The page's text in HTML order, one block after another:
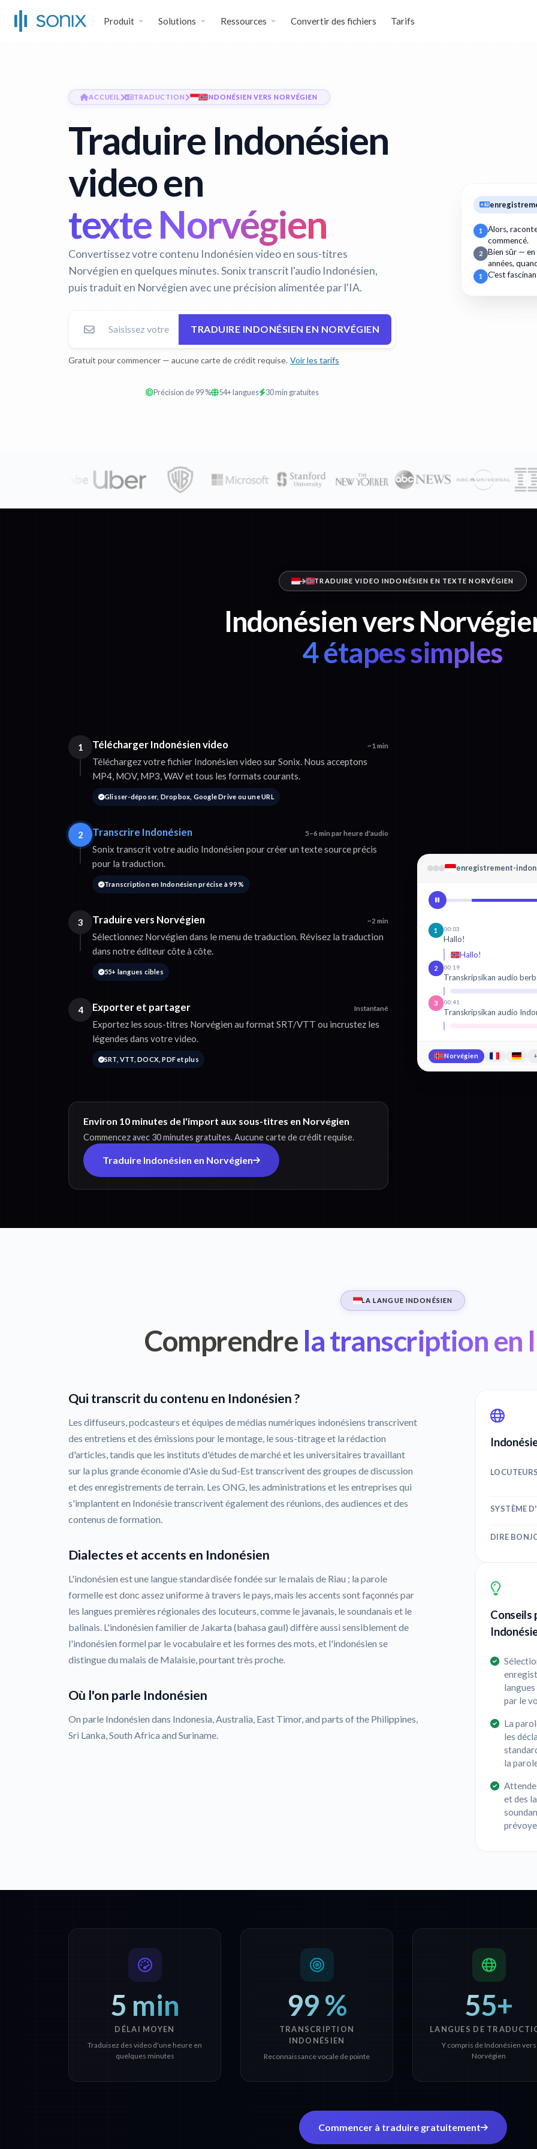
Produit Solutions Ressources Convertir des fichiers Tarifs
ACCUEIL TRADUCTION INDONÉSIEN VERS NORVÉGIEN
Traduire Indonésien
video en
texte Norvégien
Convertissez votre contenu Indonésien video en sous-titres
Norvégien en quelques minutes. Sonix transcrit l'audio Indonésien,
puis traduit en Norvégien avec une précision alimentée par l'IA.
TRADUIRE INDONÉSIEN EN NORVÉGIEN
Gratuit pour commencer — aucune carte de crédit requise. Voir les tarifs
Précision de 99 % 54+ langues 30 min gratuites
1
Alors,
commencé.
2
Bien sûr —
années,
1 C'est
TRADUIRE VIDEO INDONÉSIEN EN TEXTE NORVÉGIEN
Indonésien vers
4 étapes simples
1 Télécharger Indonésien video ~1 min
Téléchargez votre fichier Indonésien video sur Sonix. Nous acceptons
MP4, MOV, MP3, WAV et tous les formats courants.
Glisser-déposer, Dropbox, Google Drive ou une URL
2 Transcrire Indonésien 5–6 min par heure d'audio
Sonix transcrit votre audio Indonésien pour créer un texte source précis
pour la traduction.
Transcription en Indonésien précise à 99 %
3 Traduire vers Norvégien ~2 min
Sélectionnez Norvégien dans le menu de traduction. Révisez la traduction
dans notre éditeur côte à côte.
55+ langues cibles
4 Exporter et partager Instantané
Exportez les sous-titres Norvégien au format SRT/VTT ou incrustez les
légendes dans votre video.
SRT, VTT, DOCX, PDF et plus
Environ 10 minutes de l'import aux sous-titres en Norvégien
Commencez avec 30 minutes gratuites. Aucune carte de crédit requise.
Traduire Indonésien en Norvégien
enregistrement-
1 00:03
Hallo!
Hallo!
2 00:19
Transkripsikan audio
3 00:41
Transkripsikan audio
Norvégien
LA LANGUE INDONÉSIEN
Comprendre la transcription en
Qui transcrit du contenu en Indonésien ?
Les diffuseurs, podcasteurs et équipes de médias numériques indonésiens transcrivent
des entretiens et des émissions pour le montage, le sous-titrage et la rédaction
d'articles, tandis que les instituts d'études de marché et les universitaires travaillant
sur la plus grande économie d'Asie du Sud-Est transcrivent des groupes de discussion
et des enregistrements de terrain. Les ONG, les administrations et les entreprises qui
s'implantent en Indonésie transcrivent également des réunions, des audiences et des
contenus de formation.
Dialectes et accents en Indonésien
L'indonésien est une langue standardisée fondée sur le malais de Riau ; la parole
formelle est donc assez uniforme à travers le pays, mais les accents sont façonnés par
les langues premières régionales des locuteurs, comme le javanais, le soundanais et le
balinais. L'indonésien familier de Jakarta (bahasa gaul) diffère aussi sensiblement de
l'indonésien formel par le vocabulaire et les formes des mots, et l'indonésien se
distingue du malais de Malaisie, pourtant très proche.
Où l'on parle Indonésien
On parle Indonésien dans Indonesia, Australia, East Timor, and parts of the Philippines,
Sri Lanka, South Africa and Suriname.
SYSTÈME
DIRE
Conseils
par le
La
les
la
et des
5 min
DÉLAI MOYEN
Traduisez des video d'une heure en
quelques minutes
99 %
TRANSCRIPTION
INDONÉSIEN
Reconnaissance vocale de pointe
55+
LANGUES DE
Y compris de Indonésien vers
Norvégien
Commencer à traduire gratuitement